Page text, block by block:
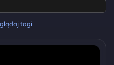
tagi